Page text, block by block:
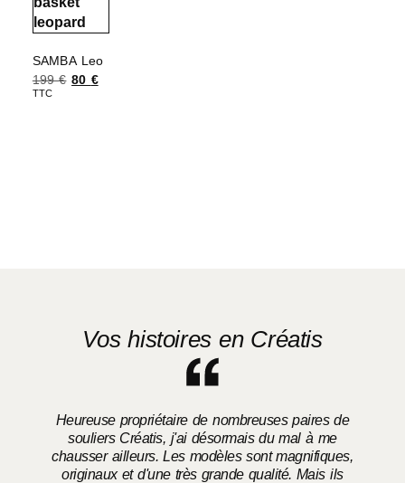
SAMBA Leo
199€ 80 €
TTC
Vos histoires en Créatis
Heureuse propriétaire de nombreuses paires de
souliers Créatis, j'ai désormais du mal à me
chausser ailleurs. Les modèles sont magnifiques,
originaux et d'une très grande qualité. Mais ils